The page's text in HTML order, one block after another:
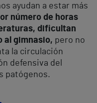
ayudan a estar más
número de horas
dificultan
al gimnasio, pero no
la circulación
defensiva del
patógenos.